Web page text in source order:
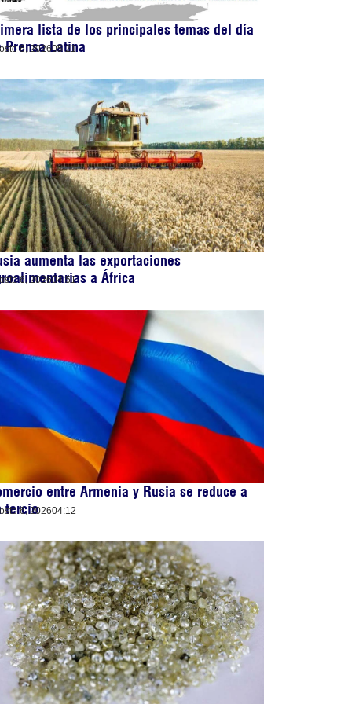
lista de los principales temas del día
Prensa Latina
6, 202605:21
aumenta las exportaciones
a África
6, 202604:51
entre Armenia y Rusia se reduce a
tercio
6, 202604:12